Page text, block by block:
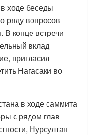
ходе беседы
ряду вопросов
В конце встречи
вклад
пригласил
Нагасаки во
в ходе саммита
с рядом глав
Нурсултан